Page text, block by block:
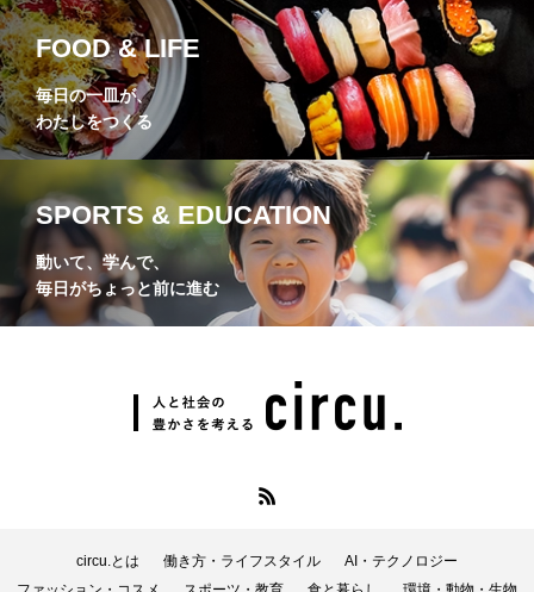
FOOD & LIFE
毎日の一皿が、
わたしをつくる
SPORTS & EDUCATION
動いて、学んで、
毎日がちょっと前に進む
circu.とは 働き方・ライフスタイル
AI・テクノロジー